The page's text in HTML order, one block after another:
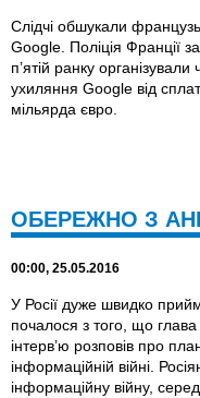
Слідчі обшукали
Google. Поліція Франції
п’ятій ранку
ухиляння Google від
мільярда євро.
ОБЕРЕЖНО З
00:00, 25.05.2016
У Росії дуже швидко
почалося з того, що глава
інтерв’ю розповів про
інформаційній війні.
інформаційну війну,